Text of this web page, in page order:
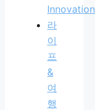
Innovation
라
이
프
&
여
행